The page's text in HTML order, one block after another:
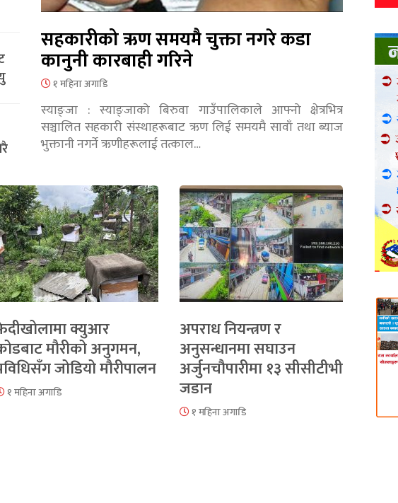
सहकारीको ऋण समयमै चुक्ता नगरे कडा
कानुनी कारबाही गरिने
१ महिना अगाडि
स्याङ्जा : स्याङ्जाको बिरुवा गाउँपालिकाले आफ्नो क्षेत्रभित्र
सञ्चालित सहकारी संस्थाहरूबाट ऋण लिई समयमै सावाँ तथा ब्याज
भुक्तानी नगर्ने ऋणीहरूलाई तत्काल…
क्युआर
मौरीको अनुगमन,
जोडियो मौरीपालन
१ महिना अगाडि
अपराध नियन्त्रण र
अनुसन्धानमा सघाउन
अर्जुनचौपारीमा १३ सीसीटीभी
जडान
१ महिना अगाडि